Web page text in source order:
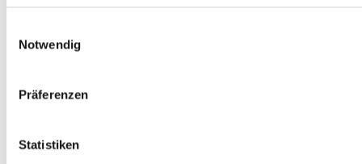
Notwendig
Präferenzen
Statistiken